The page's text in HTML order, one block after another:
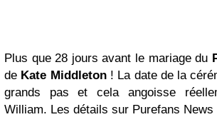
Plus que 28 jours avant le mariage du
de Kate Middleton! La date de la
grands pas et cela angoisse
William. Les détails sur Purefans News